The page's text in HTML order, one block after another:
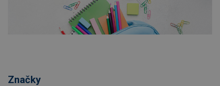
Značky